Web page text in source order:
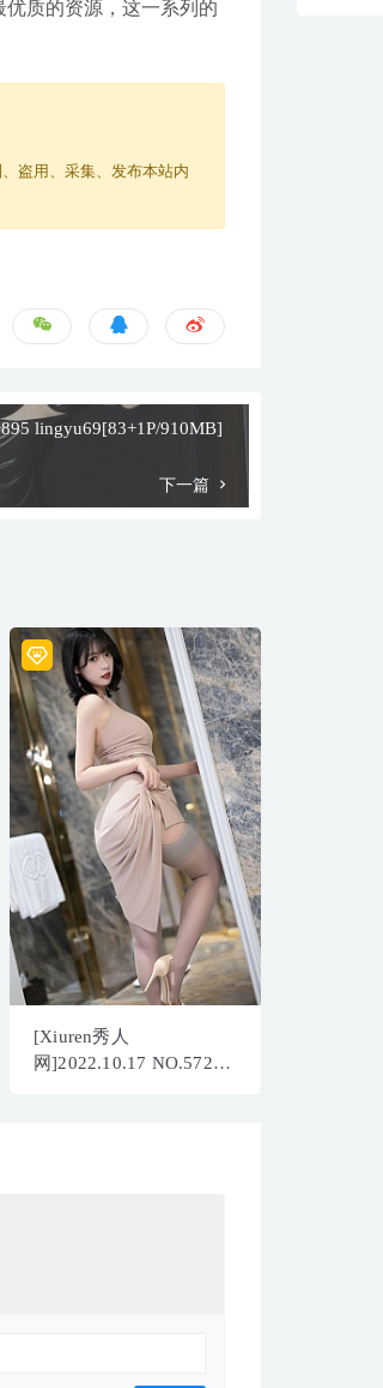
质的资源，这一系列的
盗用、采集、发布本站内
lingyu69[83+1P/910MB]
下一篇
[Xiuren秀人
网]2022.10.17 NO.5720